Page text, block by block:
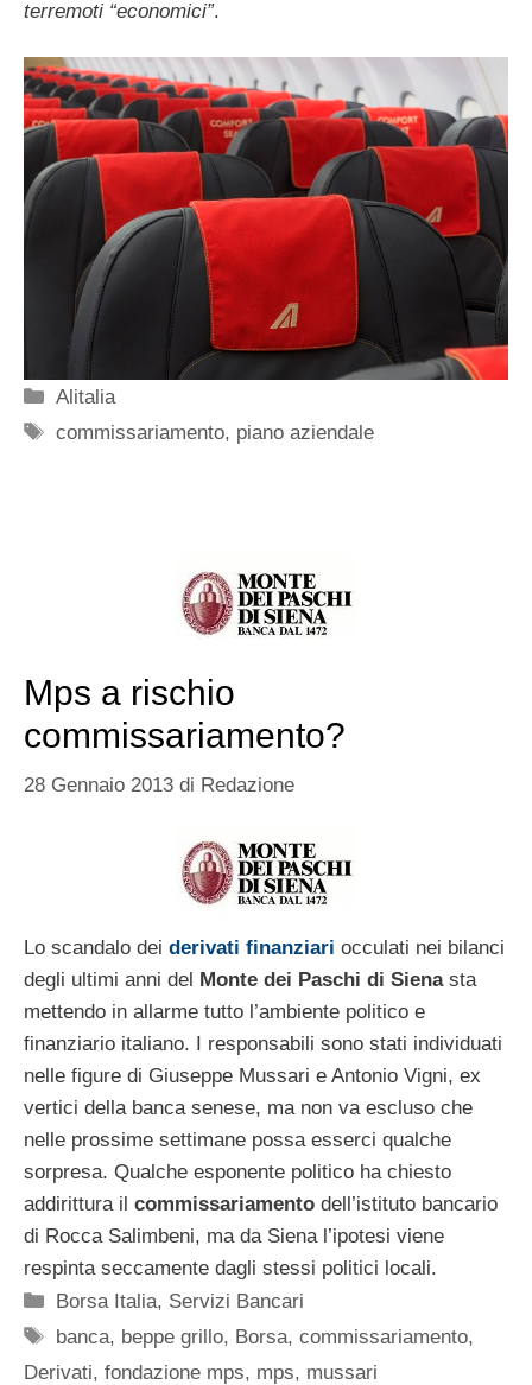
terremoti “economici”.
Categorie
Alitalia
Tag
commissariamento, piano aziendale
Mps a rischio
commissariamento?
28 Gennaio 2013 di Redazione
Lo scandalo dei derivati finanziari occulati nei bilanci
degli ultimi anni del Monte dei Paschi di Siena sta
mettendo in allarme tutto l’ambiente politico e
finanziario italiano. I responsabili sono stati individuati
nelle figure di Giuseppe Mussari e Antonio Vigni, ex
vertici della banca senese, ma non va escluso che
nelle prossime settimane possa esserci qualche
sorpresa. Qualche esponente politico ha chiesto
addirittura il commissariamento dell’istituto bancario
di Rocca Salimbeni, ma da Siena l’ipotesi viene
respinta seccamente dagli stessi politici locali.
Categorie
Borsa Italia, Servizi Bancari
Tag
banca, beppe grillo, Borsa,commissariamento,
Derivati, fondazione mps, mps, mussari